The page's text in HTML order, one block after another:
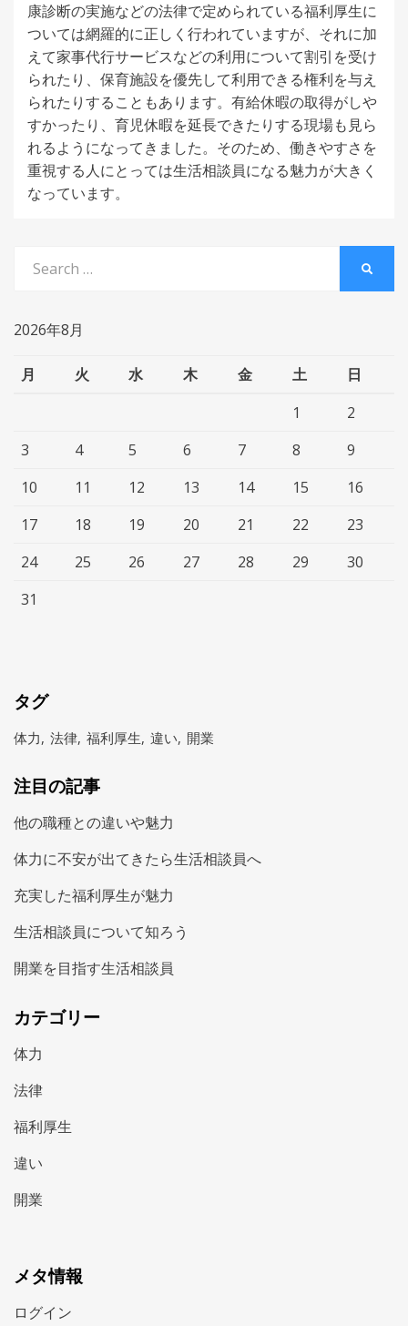
康診断の実施などの法律で定められている福利厚生に
ついては網羅的に正しく行われていますが、それに加
えて家事代行サービスなどの利用について割引を受け
られたり、保育施設を優先して利用できる権利を与え
られたりすることもあります。有給休暇の取得がしや
すかったり、育児休暇を延長できたりする現場も見ら
れるようになってきました。そのため、働きやすさを
重視する人にとっては生活相談員になる魅力が大きく
なっています。
for:
2026年8月
月 火 水 木 金 土
日
1
2
3
4 5 6 7 8
9
10
11 12 13 14 15
16
17
18 19 20 21 22
23
24
25 26 27 28 29
30
31
タグ
体力 法律 福利厚生 違い 開業
注目の記事
他の職種との違いや魅力
体力に不安が出てきたら生活相談員へ
充実した福利厚生が魅力
生活相談員について知ろう
開業を目指す生活相談員
カテゴリー
体力
法律
福利厚生
違い
開業
メタ情報
ログイン